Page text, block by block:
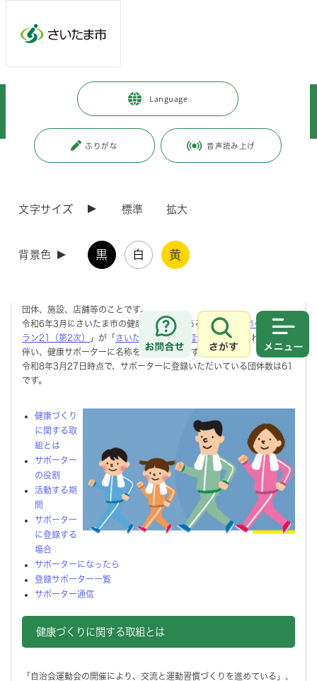
Language
ふりがな 音声読み上げ
文字サイズ 標準 拡大
背景色 黒 白 黄
お問合せ
さがす
健康・医療・福祉 > 健康・医療
>
更新日付：2026年5月25日 / ページ番号：C001593
プラン21サポーター）
さいたま市健康サポーターとは
団体、施設、店舗等のことです。
令和6年3月にさいたま市の健康増進計画である「さいたま市ヘルスプ
ラン21（第2次）
」が「 さいたま市健康増進計画
」に改定されたことに
伴い、健康サポーターに名称を変更しています。
令和8年3月27日時点で、サポーターに登録いただいている団体数は61
です。
健康づくり
に関する取
組とは
サポーター
の役割
活動する期
間
サポーター
に登録する
場合
サポーターになったら
登録サポーター一覧
サポーター通信
健康づくりに関する取組とは
「自治会運動会の開催により、交流と運動習慣づくりを進めている」、